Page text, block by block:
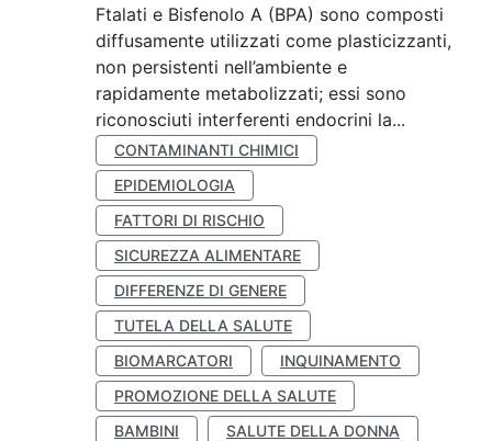
Ftalati e Bisfenolo A (BPA) sono composti
diffusamente utilizzati come plasticizzanti,
non persistenti nell’ambiente e
rapidamente metabolizzati; essi sono
riconosciuti interferenti endocrini la...
CONTAMINANTI CHIMICI
EPIDEMIOLOGIA
FATTORI DI RISCHIO
SICUREZZA ALIMENTARE
DIFFERENZE DI GENERE
TUTELA DELLA SALUTE
BIOMARCATORI
INQUINAMENTO
PROMOZIONE DELLA SALUTE
BAMBINI
SALUTE DELLA DONNA